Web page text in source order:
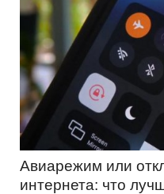
Авиарежим или
интернета: что